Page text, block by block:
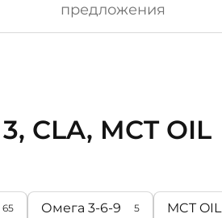
предложения
CLA, MCT OIL
65 Омега 3-6-9 5 MCT OIL